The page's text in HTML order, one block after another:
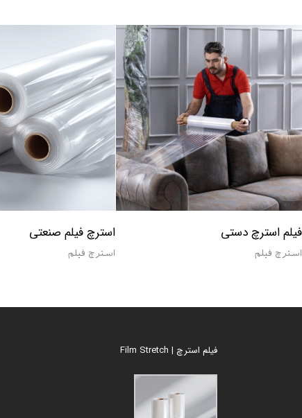
فیلم استرچ دستی
استرچ فیلم
استرچ فیلم صنعتی
استرچ فیلم
فیلم استرچ | Film Stretch